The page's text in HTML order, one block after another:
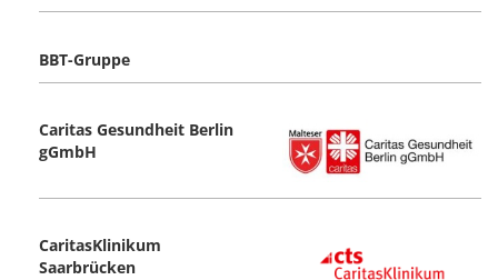
BBT-Gruppe
Caritas Gesundheit Berlin
gGmbH
CaritasKlinikum
Saarbrücken